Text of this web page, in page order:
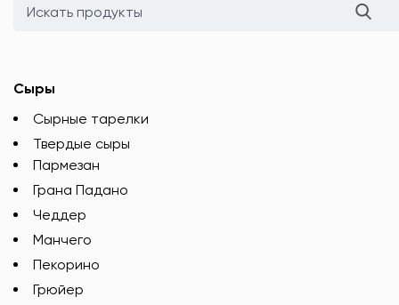
Сыры
Сырные тарелки
Твердые сыры
Пармезан
Грана Падано
Чеддер
Манчего
Пекорино
Грюйер